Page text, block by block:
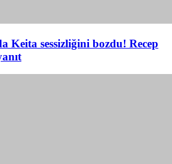
Keita sessizliğini bozdu! Recep